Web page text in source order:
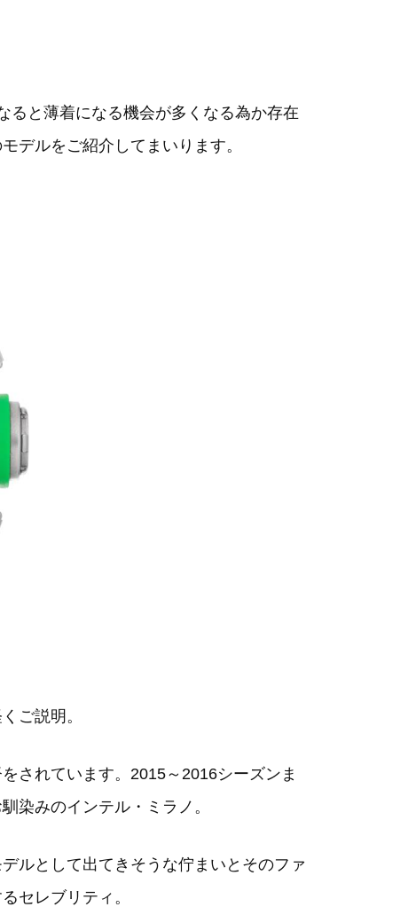
ると薄着になる機会が多くなる為か存在
デルをご紹介してまいります。
ご説明。
されています。2015～2016シーズンま
染みのインテル・ミラノ。
ルとして出てきそうな佇まいとそのファ
セレブリティ。